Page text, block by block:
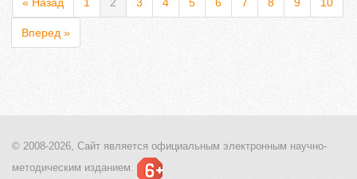
« Назад 1 2 3 4 5 6 7 8 9 10
Вперед »
© 2008-2026, Сайт является официальным электронным научно-
методическим изданием.